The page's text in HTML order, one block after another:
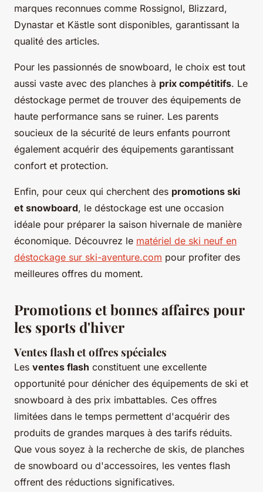
marques reconnues comme Rossignol, Blizzard,
Dynastar et Kästle sont disponibles, garantissant la
qualité des articles.
Pour les passionnés de snowboard, le choix est tout
aussi vaste avec des planches à prix compétitifs. Le
déstockage permet de trouver des équipements de
haute performance sans se ruiner. Les parents
soucieux de la sécurité de leurs enfants pourront
également acquérir des équipements garantissant
confort et protection.
Enfin, pour ceux qui cherchent des promotions ski
et snowboard, le déstockage est une occasion
idéale pour préparer la saison hivernale de manière
économique. Découvrez le matériel de ski neuf en
déstockage sur ski-aventure.com pour profiter des
meilleures offres du moment.
Promotions et bonnes affaires pour
les sports d'hiver
Ventes flash et offres spéciales
Les ventes flash constituent une excellente
opportunité pour dénicher des équipements de ski et
snowboard à des prix imbattables. Ces offres
limitées dans le temps permettent d'acquérir des
produits de grandes marques à des tarifs réduits.
Que vous soyez à la recherche de skis, de planches
de snowboard ou d'accessoires, les ventes flash
offrent des réductions significatives.